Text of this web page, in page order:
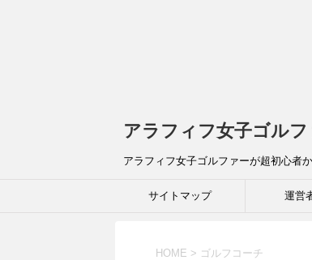
アラフィフ女子ゴル
アラフィフ女子ゴルファーが超初心者
サイトマップ 運営
HOME > ゴルフコーチ